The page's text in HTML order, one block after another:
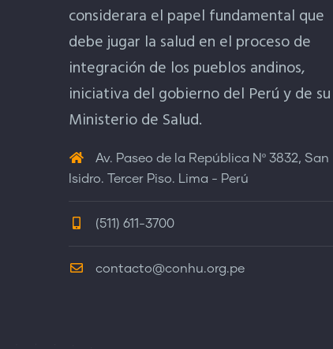
considerara el papel fundamental que
debe jugar la salud en el proceso de
integración de los pueblos andinos,
iniciativa del gobierno del Perú y de su
Ministerio de Salud.
Av. Paseo de la República Nº 3832, San
Isidro. Tercer Piso. Lima - Perú
(511) 611-3700
contacto@conhu.org.pe